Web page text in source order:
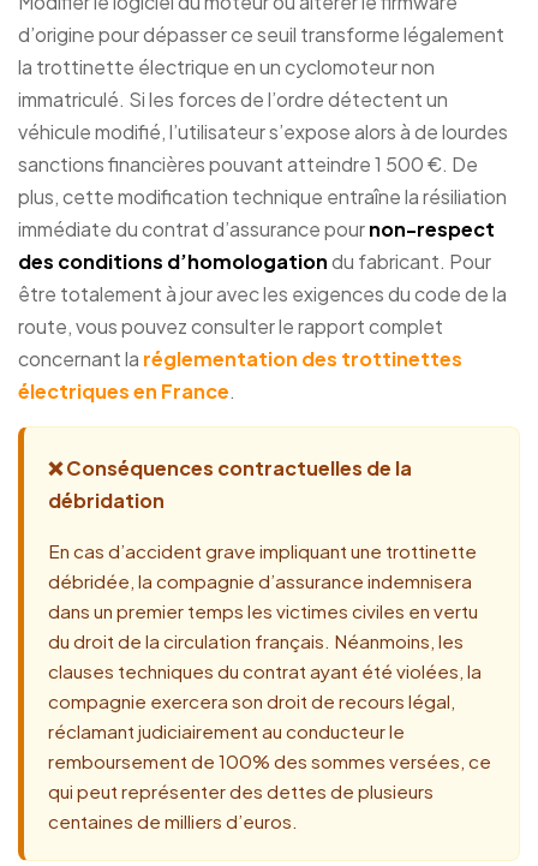
d’origine pour dépasser ce seuil transforme légalement
la trottinette électrique en un cyclomoteur non
immatriculé. Si les forces de l’ordre détectent un
véhicule modifié, l’utilisateur s’expose alors à de lourdes
sanctions financières pouvant atteindre 1 500 €. De
plus, cette modification technique entraîne la résiliation
immédiate du contrat d’assurance pournon-respect
des conditions d’homologationdu fabricant. Pour
être totalement à jour avec les exigences du code de la
route, vous pouvez consulter le rapport complet
concernant la réglementation des trottinettes
électriques en France.
❌ Conséquences contractuelles de la
débridation
En cas d’accident grave impliquant une trottinette
débridée, la compagnie d’assurance indemnisera
dans un premier temps les victimes civiles en vertu
du droit de la circulation français. Néanmoins, les
clauses techniques du contrat ayant été violées, la
compagnie exercera son droit de recours légal,
réclamant judiciairement au conducteur le
remboursement de 100% des sommes versées, ce
qui peut représenter des dettes de plusieurs
centaines de milliers d’euros.